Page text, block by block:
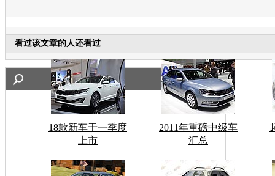
看过该文章的人还看过
18款新车于一季度
上市
2011年重磅中级车
汇总